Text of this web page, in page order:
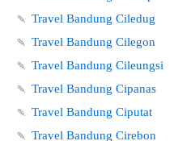
🍡 Travel Bandung Ciledug
🍡 Travel Bandung Cilegon
🍡 Travel Bandung Cileungsi
🍡 Travel Bandung Cipanas
🍡 Travel Bandung Ciputat
🍡 Travel Bandung Cirebon